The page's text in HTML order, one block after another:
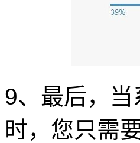
9、最后，
时，您只需